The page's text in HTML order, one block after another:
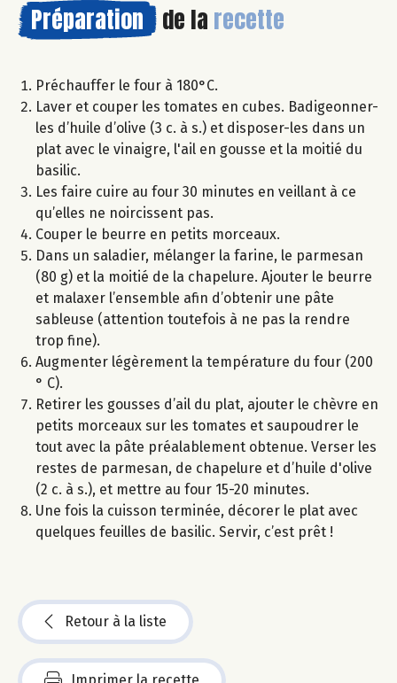
Préparation de la recette
Préchauffer le four à 180°C.
Laver et couper les tomates en cubes. Badigeonner-
les d’huile d’olive (3 c. à s.) et disposer-les dans un
plat avec le vinaigre, l'ail en gousse et la moitié du
basilic.
Les faire cuire au four 30 minutes en veillant à ce
qu’elles ne noircissent pas.
Couper le beurre en petits morceaux.
Dans un saladier, mélanger la farine, le parmesan
(80 g) et la moitié de la chapelure. Ajouter le beurre
et malaxer l’ensemble afin d’obtenir une pâte
sableuse (attention toutefois à ne pas la rendre
trop fine).
Augmenter légèrement la température du four (200
° C).
Retirer les gousses d’ail du plat, ajouter le chèvre en
petits morceaux sur les tomates et saupoudrer le
tout avec la pâte préalablement obtenue. Verser les
restes de parmesan, de chapelure et d’huile d'olive
(2 c. à s.), et mettre au four 15-20 minutes.
Une fois la cuisson terminée, décorer le plat avec
quelques feuilles de basilic. Servir, c’est prêt !
Retour à la liste